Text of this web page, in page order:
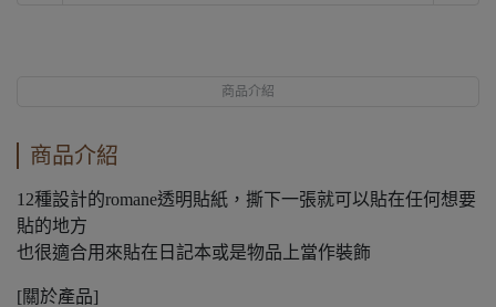
商品介紹
商品介紹
12種設計的romane透明貼紙，撕下一張就可以貼在任何想要
貼的地方
也很適合用來貼在日記本或是物品上當作裝飾
[關於產品]